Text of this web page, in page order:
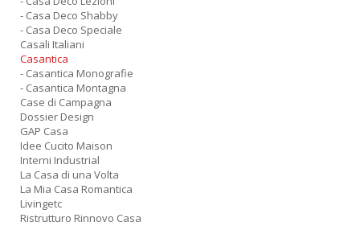
- Casa Deco Shabby
- Casa Deco Speciale
Casali Italiani
Casantica
- Casantica Monografie
- Casantica Montagna
Case di Campagna
Dossier Design
GAP Casa
Idee Cucito Maison
Interni Industrial
La Casa di una Volta
La Mia Casa Romantica
Livingetc
Ristrutturo Rinnovo Casa